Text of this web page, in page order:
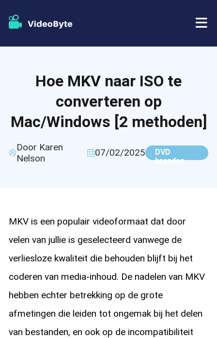
DVD-ripper
WinkelHoe MKV naar ISO te
converteren op
Mac/Windows [2 methoden]
Door Karen
Nelson
07/02/2025
DVD
branden
MKV is een populair videoformaat dat door
velen van jullie is geselecteerd vanwege de
verliesloze kwaliteit die behouden blijft bij het
coderen van media-inhoud. De nadelen van MKV
hebben echter betrekking op de grote
afmetingen die leiden tot ongemak bij het delen
van bestanden, en ook op de incompatibiliteit